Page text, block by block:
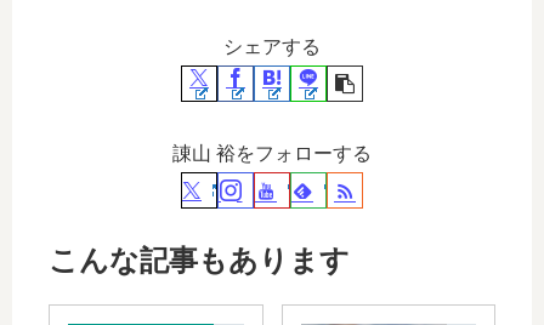
シェアする
諌山 裕をフォローする
こんな記事もあります